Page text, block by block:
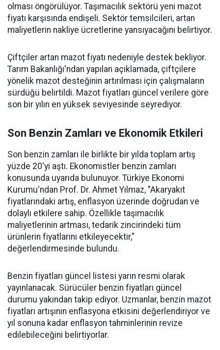
olması öngörülüyor. Taşımacılık sektörü yeni mazot
fiyatı karşısında endişeli. Sektör temsilcileri, artan
maliyetlerin nakliye ücretlerine yansıyacağını belirtiyor.
Çiftçiler artan mazot fiyatı nedeniyle destek bekliyor.
Tarım Bakanlığı'ndan yapılan açıklamada, çiftçilere
yönelik mazot desteğinin artırılması için çalışmaların
sürdüğü belirtildi. Mazot fiyatları güncel verilere göre
son bir yılın en yüksek seviyesinde seyrediyor.
Son Benzin Zamları ve Ekonomik Etkileri
Son benzin zamları ile birlikte bir yılda toplam artış
yüzde 20'yi aştı. Ekonomistler benzin zamları
konusunda uyarıda bulunuyor. Türkiye Ekonomi
Kurumu'ndan Prof. Dr. Ahmet Yılmaz, "Akaryakıt
fiyatlarındaki artış, enflasyon üzerinde doğrudan ve
dolaylı etkilere sahip. Özellikle taşımacılık
maliyetlerinin artması, tedarik zincirindeki tüm
ürünlerin fiyatlarını etkileyecektir,"
değerlendirmesinde bulundu.
Benzin fiyatları güncel listesi yarın resmi olarak
yayınlanacak. Sürücüler benzin fiyatları güncel
durumu yakından takip ediyor. Uzmanlar, benzin mazot
fiyatları artışının enflasyona etkisini değerlendiriyor ve
yıl sonuna kadar enflasyon tahminlerinin revize
edilebileceğini belirtiyorlar.